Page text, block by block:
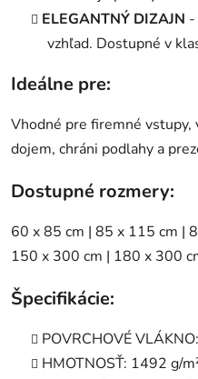
ELEGANTNÝ DIZAJN -
vzhľad. Dostupné v
Ideálne pre:
Vhodné pre firemné
dojem, chráni podlahy a
Dostupné rozmery:
60 x 85 cm | 85 x 115 cm |
150 x 300 cm | 180 x 300
Špecifikácie:
POVRCHOVÉ
HMOTNOSŤ: 1492 g/